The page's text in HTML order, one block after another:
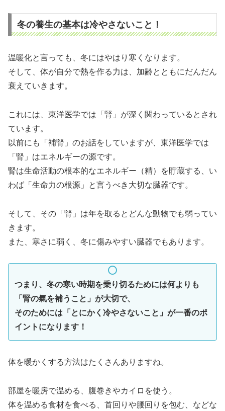
冬の養生の基本は冷やさないこと！
温暖化と言っても、冬にはやはり寒くなります。
そして、体が自分で熱を作る力は、加齢とともにだんだん
衰えていきます。
これには、東洋医学では「腎」が深く関わっているとされ
ています。
以前にも「補腎」のお話をしていますが、東洋医学では
「腎」はエネルギーの源です。
腎は生命活動の根本的なエネルギー（精）を貯蔵する、い
わば「生命力の根源」と言うべき大切な臓器です。
そして、その「腎」は年を取るとどんな動物でも弱ってい
きます。
また、寒さに弱く、冬に傷みやすい臓器でもあります。
つまり、冬の寒い時期を乗り切るためには何よりも
「腎の氣を補うこと」が大切で、
そのためには「とにかく冷やさないこと」が一番のポ
イントになります！
体を暖かくする方法はたくさんありますね。
部屋を暖房で温める、腹巻きやカイロを使う。
体を温める食材を食べる、首回りや腰回りを包む、などな